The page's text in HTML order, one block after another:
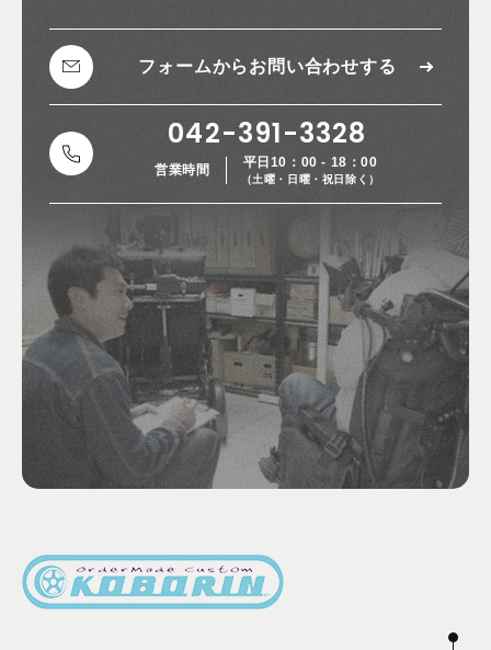
フォームから お問い合わせする
042-391-3328
営業時間
平日10：00 - 18：00
（土曜・日曜・祝日除く）